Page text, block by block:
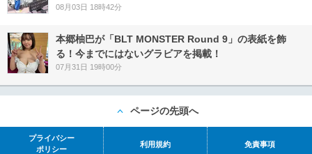
08月03日 18時42分
本郷柚巴が「BLT MONSTER Round 9」の表紙を飾
る！今までにはないグラビアを掲載！
07月31日 19時00分
ページの先頭へ
プライバシー
ポリシー
利用規約 免責事項